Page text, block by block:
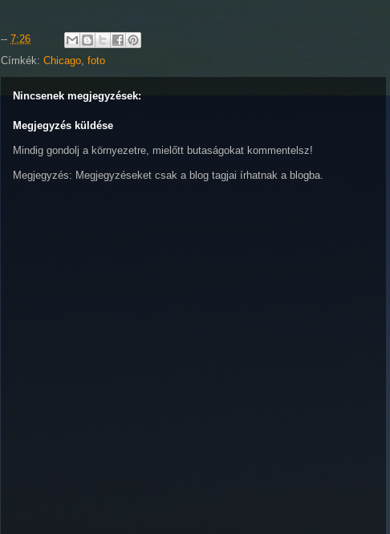
-- 7:26
Címkék: Chicago foto
Nincsenek megjegyzések:
Megjegyzés küldése
Mindig gondolj a környezetre, mielőtt butaságokat kommentelsz!
Megjegyzés: Megjegyzéseket csak a blog tagjai írhatnak a blogba.